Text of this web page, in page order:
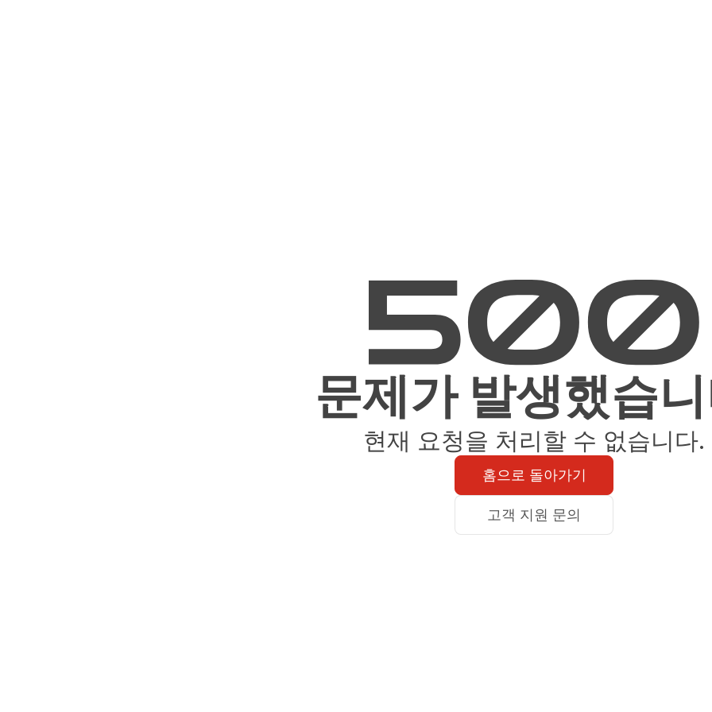
문제가 발생했습
현재 요청을 처리할 수 없습니다.
홈으로 돌아가기
고객 지원 문의